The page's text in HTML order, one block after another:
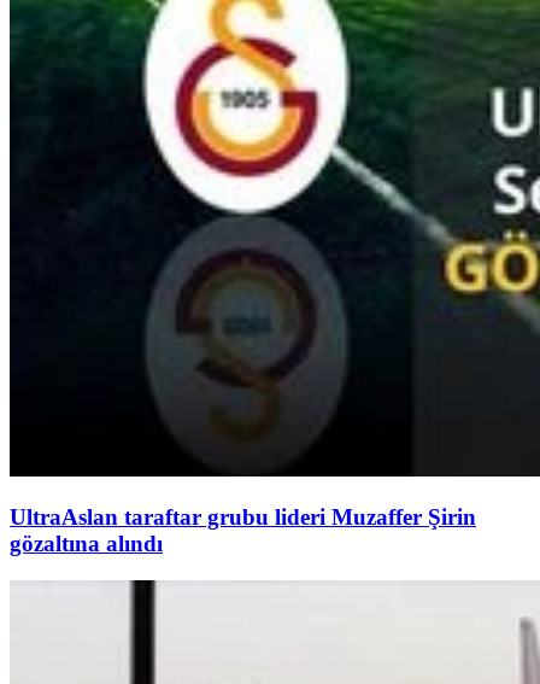
UltraAslan taraftar grubu lideri Muzaffer Şirin
gözaltına alındı